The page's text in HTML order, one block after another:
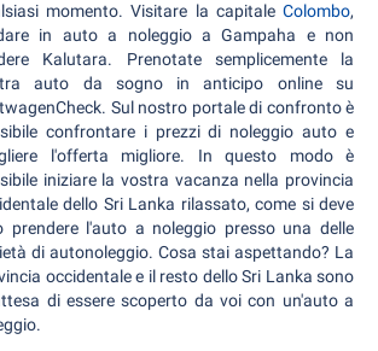
momento. Visitare la capitale Colombo,
in auto a noleggio a Gampaha e non
Kalutara. Prenotate semplicemente la
auto da sogno in anticipo online su
Sul nostro portale di confronto è
confrontare i prezzi di noleggio auto e
l'offerta migliore. In questo modo è
iniziare la vostra vacanza nella provincia
dello Sri Lanka rilassato, come si deve
prendere l'auto a noleggio presso una delle
di autonoleggio. Cosa stai aspettando? La
occidentale e il resto dello Sri Lanka sono
di essere scoperto da voi con un'auto a